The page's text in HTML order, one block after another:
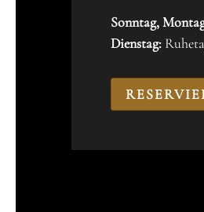
Sonntag,
Dienstag: